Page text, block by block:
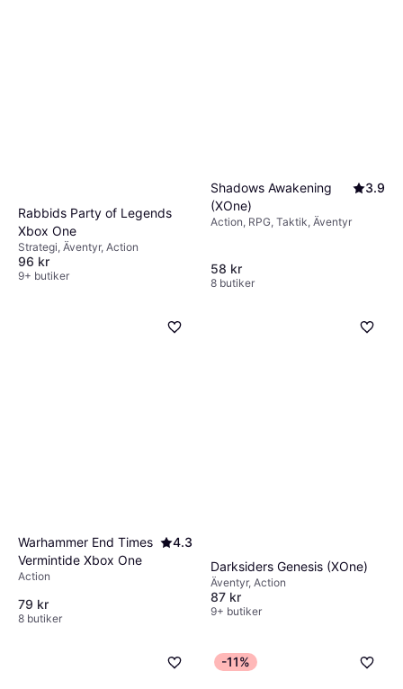
Rabbids Party of Legends
Xbox One
Strategi, Äventyr, Action
96 kr
9+ butiker
Shadows Awakening
(XOne)
3.9
Action, RPG, Taktik, Äventyr
58 kr
8 butiker
Warhammer End Times
Vermintide Xbox One
4.3
Action
79 kr
8 butiker
Darksiders Genesis (XOne)
Äventyr, Action
87 kr
9+ butiker
-11%